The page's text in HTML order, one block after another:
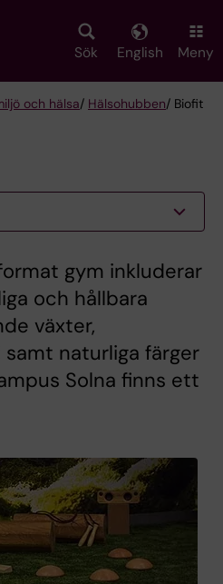
Sök English Meny
och hälsa/ Hälsohubben/ Biofit
gym inkluderar
och hållbara
växter,
naturliga färger
Solna finns ett